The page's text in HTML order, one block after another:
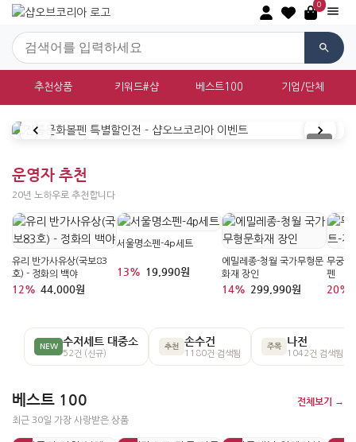
0
추천상품 키워드#샵 베스트100 기업/단체
대한민국 전통문화상품 쇼핑몰 샵오브
운영자 추천
20년 노하우로 추천합니다
유리 반가사유상(국보83
호) - 정화의 백야
12% 44,000원
서울명소펜-4p세트
13% 19,990원
에밀레종-청월 국가무형문
화재 장인
14% 299,990원
무궁화
펜
20%
NEW 수저세트 대중소
52건 (신규)
추천 손수건
1180건 검색됨
주목 나전
1042건 검색됨
베스트 100
최근 30일 가장 사랑받은 상품
전체보기 →